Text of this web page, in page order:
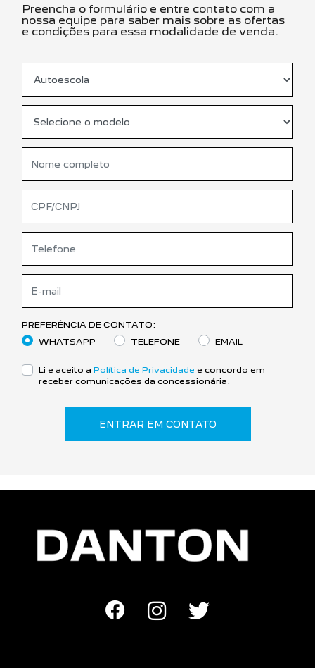
Preencha o formulário e entre contato com a
nossa equipe para saber mais sobre as ofertas
e condições para essa modalidade de venda.
PREFERÊNCIA DE CONTATO:
WHATSAPP
TELEFONE EMAIL
Li e aceito a Política de Privacidade e concordo em
receber comunicações da concessionária.
ENTRAR EM CONTATO